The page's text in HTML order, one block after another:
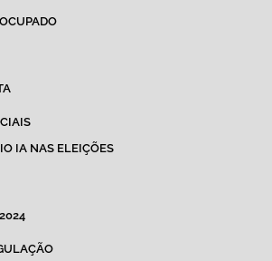
IA NAS ELEIÇÕES